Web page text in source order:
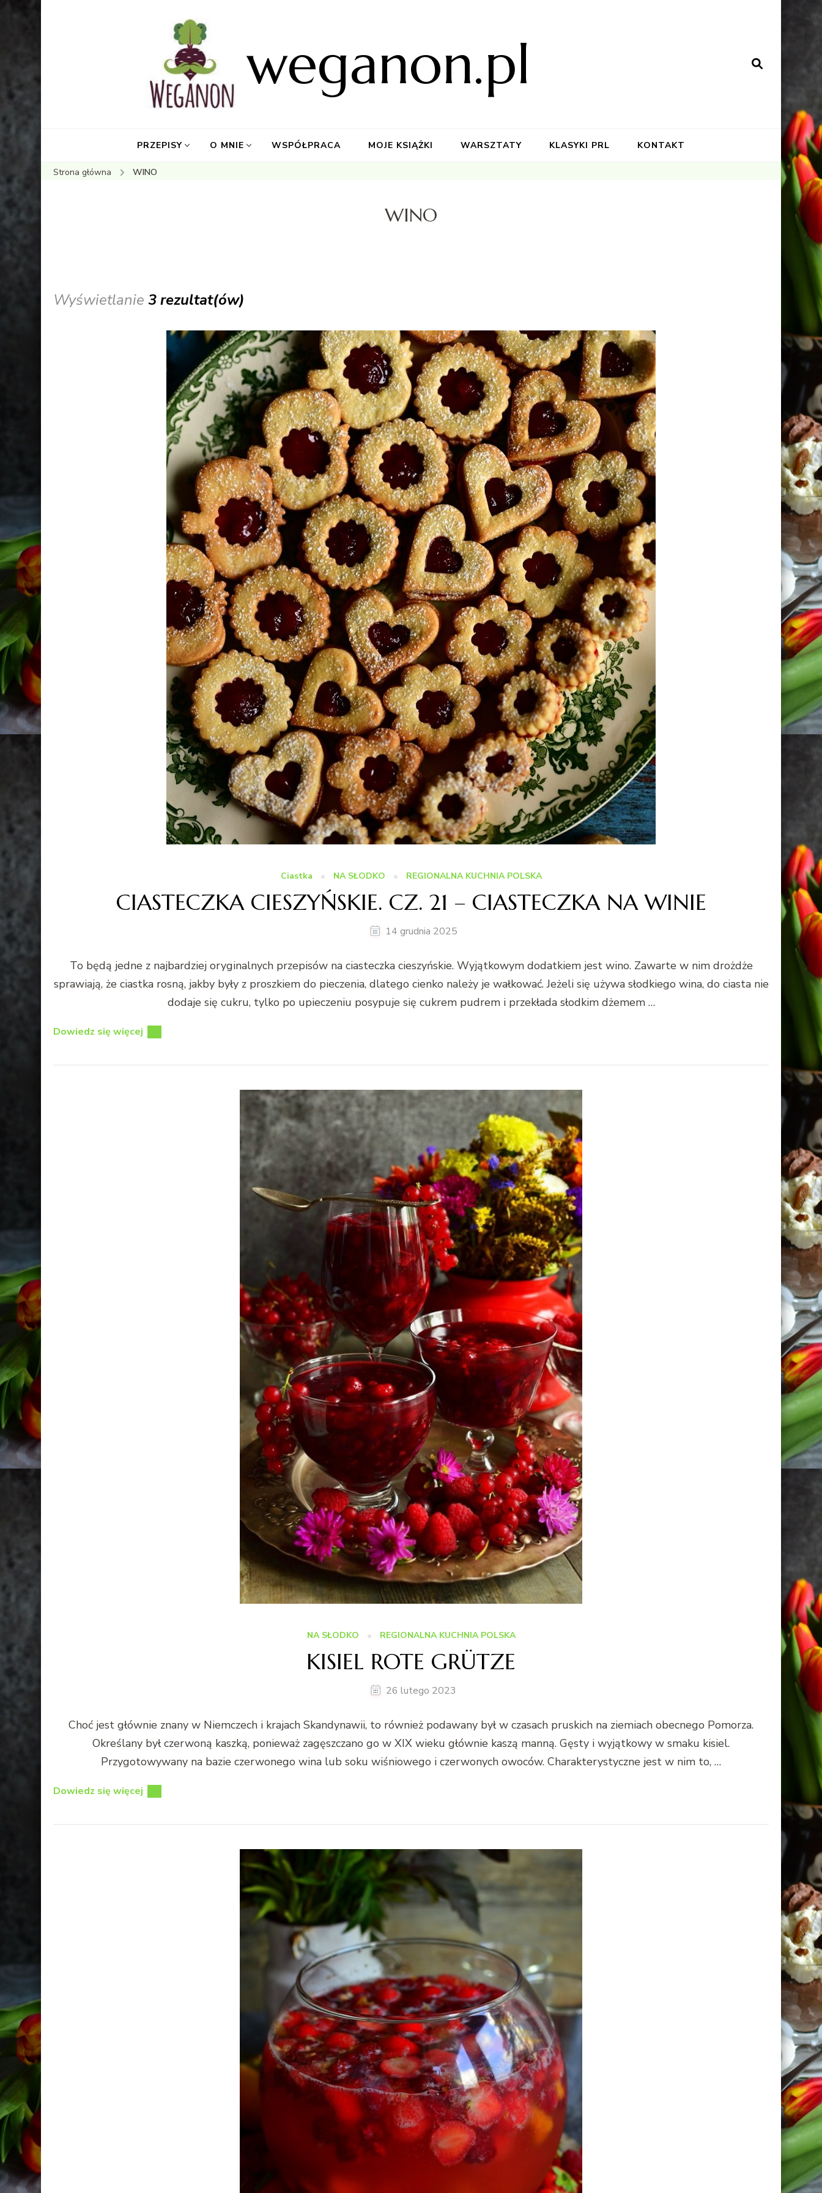
weganon.pl
PRZEPISY O MNIE WSPÓŁPRACA MOJE KSIĄŻKI WARSZTATY KLASYKI PRL KONTAKT
Strona główna WINO
WINO
Wyświetlanie 3 rezultat(ów)
Ciastka NA SŁODKO REGIONALNA KUCHNIA POLSKA
CIASTECZKA CIESZYŃSKIE. CZ. 21 – CIASTECZKA NA WINIE
14 grudnia 2025
To będą jedne z najbardziej oryginalnych przepisów na ciasteczka cieszyńskie. Wyjątkowym dodatkiem jest wino. Zawarte w nim drożdże
sprawiają, że ciastka rosną, jakby były z proszkiem do pieczenia, dlatego cienko należy je wałkować. Jeżeli się używa słodkiego wina, do ciasta nie
dodaje się cukru, tylko po upieczeniu posypuje się cukrem pudrem i przekłada słodkim dżemem …
Dowiedz się więcej
NA SŁODKO REGIONALNA KUCHNIA POLSKA
KISIEL ROTE GRÜTZE
26 lutego 2023
Choć jest głównie znany w Niemczech i krajach Skandynawii, to również podawany był w czasach pruskich na ziemiach obecnego Pomorza.
Określany był czerwoną kaszką, ponieważ zagęszczano go w XIX wieku głównie kaszą manną. Gęsty i wyjątkowy w smaku kisiel.
Przygotowywany na bazie czerwonego wina lub soku wiśniowego i czerwonych owoców. Charakterystyczne jest w nim to, …
Dowiedz się więcej